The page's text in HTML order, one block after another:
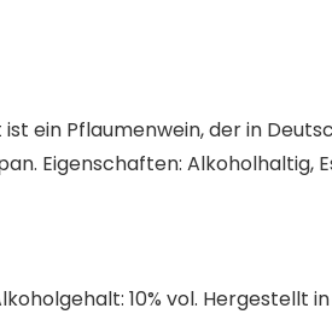
ein Pflaumenwein, der in
Eigenschaften:
10% vol. Hergestellt